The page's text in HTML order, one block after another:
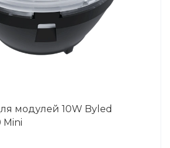
модулей 10W Byled
Mini